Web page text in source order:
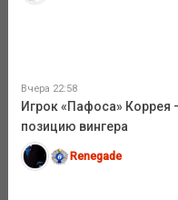
Вчера 22:58
Игрок «Пафоса» Коррея
позицию вингера
Renegade